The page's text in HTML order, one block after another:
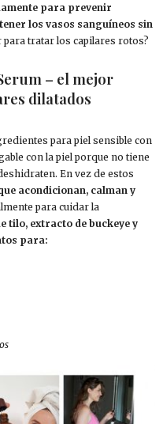
para prevenir
los vasos sanguíneos sin
tratar los capilares rotos?
– el mejor
dilatados
para piel sensible con
con la piel porque no tiene
En vez de estos
acondicionan, calman y
para cuidar la
tilo, extracto de buckeye y
para: